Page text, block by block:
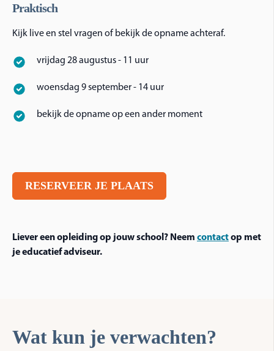
Praktisch
Kijk live en stel vragen of bekijk de opname achteraf.
vrijdag 28 augustus - 11 uur
woensdag 9 september - 14 uur
bekijk de opname op een ander moment
RESERVEER JE PLAATS
Liever een opleiding op jouw school? Neem contactop met
je educatief adviseur.
Wat kun je verwachten?